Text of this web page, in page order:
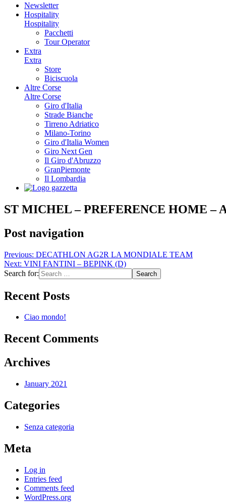
Newsletter
Hospitality
Hospitality
Pacchetti
Tour Operator
Extra
Extra
Store
Biciscuola
Altre Corse
Altre Corse
Giro d'Italia
Strade Bianche
Tirreno Adriatico
Milano-Torino
Giro d'Italia Women
Giro Next Gen
Il Giro d'Abruzzo
GranPiemonte
Il Lombardia
ST MICHEL – PREFERENCE HOME –
Post navigation
Previous: DECATHLON AG2R LA MONDIALE TEAM
Next: VINI FANTINI – BEPINK (D)
Search for:
Recent Posts
Ciao mondo!
Recent Comments
Archives
January 2021
Categories
Senza categoria
Meta
Log in
Entries feed
Comments feed
WordPress.org